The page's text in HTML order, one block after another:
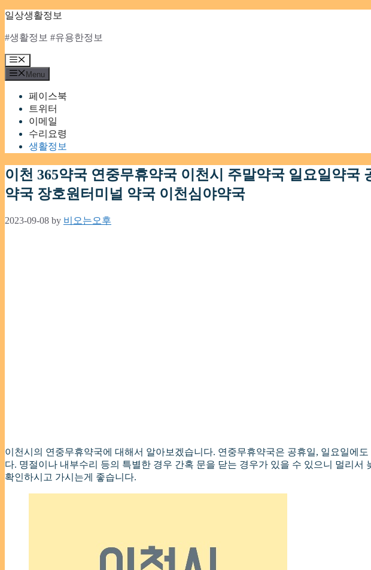
Skip
content
일상생활정보
#생활정보 #유용한정보
Menu
Menu
페이스북
트위터
이메일
수리요령
생활정보
이천 365약국 연중무휴약국 이천시 주말약국 일요일약국
약국 장호원터미널 약국 이천심야약국
2023-09-08 by 비오는오후
이천시의 연중무휴약국에 대해서 알아보겠습니다. 연중무휴약국은 공휴일, 일요일에
다. 명절이나 내부수리 등의 특별한 경우 간혹 문을 닫는 경우가 있을 수 있으니 멀리서
확인하시고 가시는게 좋습니다.